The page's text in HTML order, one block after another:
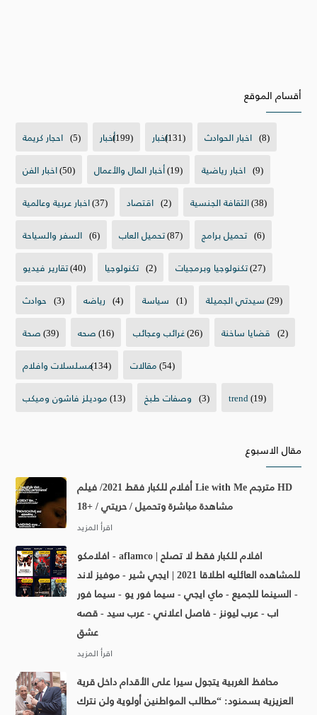
أقسام الموقع
احجار كريمة (5) أخبار(199) اخبار(131) اخبار الحوادث (8)
اخبار الفن(50) أخبار المال والأعمال(19) اخبار رياضية (9)
اخبار عربية وعالمية(37) اقتصاد (2) الثقافة الجنسية(38)
السفر والسياحة (6) تحميل العاب(87) تحميل برامج (6)
تقارير فيديو(40) تكنولوجيا (2) تكنولوجيا وبرمجيات(27)
حوادث (3) رياضه (4) سياسة (1) سيدتي الجميلة(29)
صحة(39) صحه(16) غرائب وعجائب(26) قضايا ساخنة (2)
مسلسلات وافلام(134) مقالات(54)
موديلز فاشون وميكب(13) وصفات طبخ (3) trend(19)
مقال الاسبوع
أفلام للكبار فقط 2021/ فيلم Lie with Me مترجم HD
مشاهدة مباشرة وتحميل / حريتي / +18
افلامكو - aflamco | افلام للكبار فقط لا تصلح
للمشاهده العائليه اطلاقا 2021 | ايجي شير - موفيز لاند
- السينما للجميع - ماي ايجي - سيما فور يو - سيما فور
اب - عرب ليونز - فاصل اعلاني - عرب سيد - قصه
عشق
محافظ الغربية يتجول سيرا على الأقدام داخل قرية
العزيزية بسمنود: “مطالب المواطنين أولوية ولن نترك